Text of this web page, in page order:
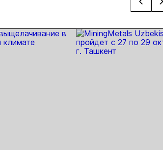
для ведения БВР Группы
ЭВОБЛАСТ